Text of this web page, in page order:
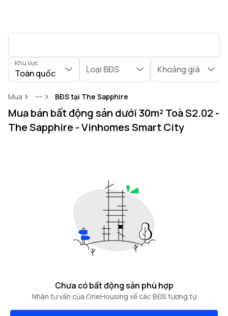
Khu Vực
Toàn quốc Loại BĐS Khoảng giá
Mua MoreBĐS tại The Sapphire
Mua bán bất động sản dưới 30m² Toà S2.02 -
The Sapphire - Vinhomes Smart City
Chưa có bất động sản phù hợp
Nhận tư vấn của OneHousing về các BĐS tương tự